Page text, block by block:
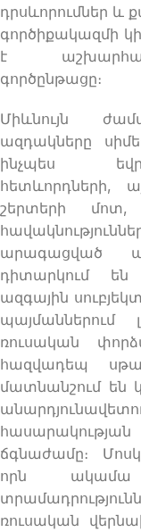
դրսևորումներ
գործիքակազմի
է
գործընթացը։
Միևնույն
ազդակները
ինչպես
հետևորդների,
շերտերի մոտ,
արագացված
դիտարկում
ազգային
պայմաններում
ռուսական
հազվադեպ
մատնանշում են
ճգնաժամը։
որն
ռուսական